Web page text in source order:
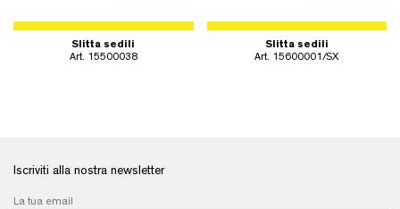
Slitta sedili
Art. 15500038
Slitta sedili
Art. 15600001/SX
Iscriviti alla nostra newsletter